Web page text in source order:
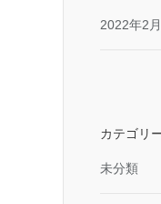
2022年2月
カテゴリ
未分類